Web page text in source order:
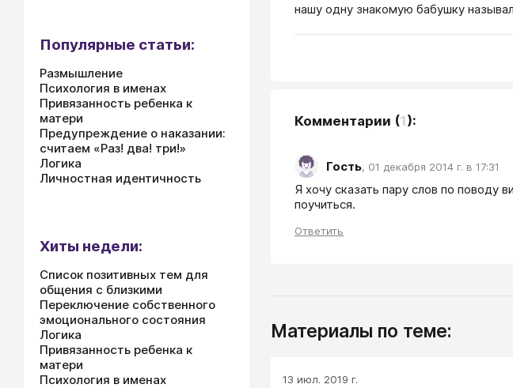
нашу одну знакомую бабушку
Комментарии (1):
Гость, 01 декабря 2014 г. в 17:31
Я хочу сказать пару слов по поводу
поучиться.
Ответить
Материалы по теме:
13 июл. 2019 г.
Популярные статьи:
Размышление
Психология в именах
Привязанность ребенка к
матери
Предупреждение о наказании:
считаем «Раз! два! три!»
Логика
Личностная идентичность
Хиты недели:
Список позитивных тем для
общения с близкими
Переключение собственного
эмоционального состояния
Логика
Привязанность ребенка к
матери
Психология в именах